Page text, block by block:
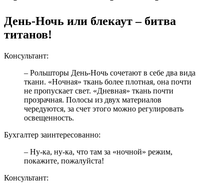
День-Ночь или блекаут – битва
титанов!
Консультант:
– Рольшторы День-Ночь сочетают в себе два вида
ткани. «Ночная» ткань более плотная, она почти
не пропускает свет. «Дневная» ткань почти
прозрачная. Полосы из двух материалов
чередуются, за счет этого можно регулировать
освещенность.
Бухгалтер заинтересованно:
– Ну-ка, ну-ка, что там за «ночной» режим,
покажите, пожалуйста!
Консультант: